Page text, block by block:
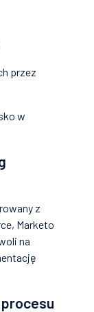
przez
w
z
Marketo
na